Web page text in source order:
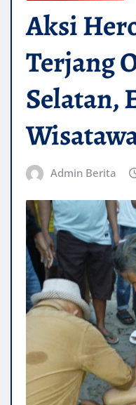
Aksi
Terjang
Selatan,
Admin Berita